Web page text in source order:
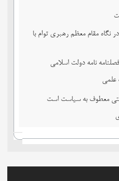
نگاه مقام معظم رهبری توام با
نامه دولت اسلامی
علمی
معطوف به سیاست است